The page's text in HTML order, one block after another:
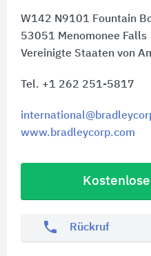
W142 N9101 Fountain
53051 Menomonee Falls
Vereinigte Staaten von
Tel. +1 262 251-5817
www.bradleycorp.com
phone Rückruf